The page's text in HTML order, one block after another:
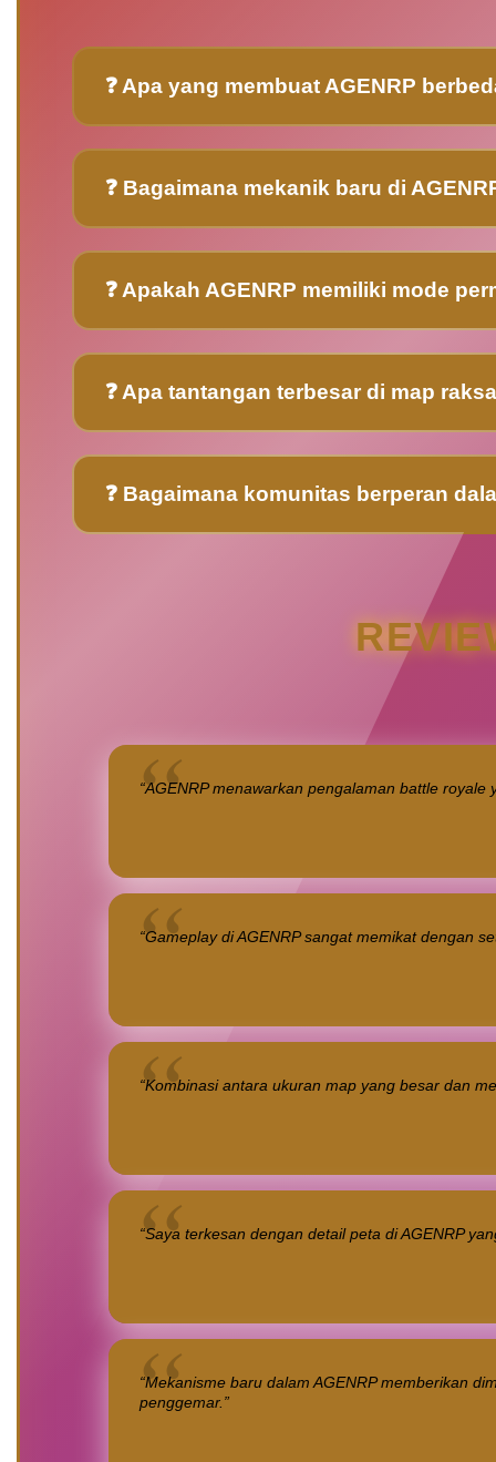
❓ Apa yang membuat AGENRP
❓ Bagaimana mekanik baru di
❓ Apakah AGENRP memiliki mode
❓ Apa tantangan terbesar di map
❓ Bagaimana komunitas berperan
“AGENRP menawarkan pengalaman battle
“Gameplay di AGENRP sangat memikat dengan
“Kombinasi antara ukuran map yang besar dan
“Saya terkesan dengan detail peta di AGENRP
“Mekanisme baru dalam AGENRP memberikan
penggemar.”